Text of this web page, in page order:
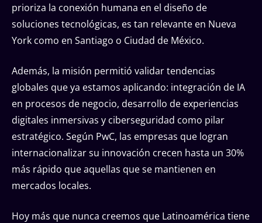
prioriza la conexión humana en el diseño de
soluciones tecnológicas, es tan relevante en Nueva
York como en Santiago o Ciudad de México.
Además, la misión permitió validar tendencias
globales que ya estamos aplicando: integración de IA
en procesos de negocio, desarrollo de experiencias
digitales inmersivas y ciberseguridad como pilar
estratégico. Según PwC, las empresas que logran
internacionalizar su innovación crecen hasta un 30%
más rápido que aquellas que se mantienen en
mercados locales.
Hoy más que nunca creemos que Latinoamérica tiene